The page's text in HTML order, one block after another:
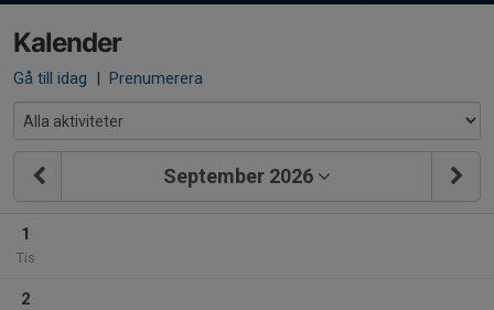
Kalender
Gå till idag | Prenumerera
September 2026
1
Tis
2